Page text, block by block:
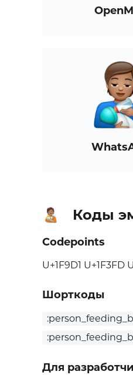
🧑🏽‍🍼 Коды
Codepoints
U+1F9D1 U+1F3FD
Шорткоды
Для